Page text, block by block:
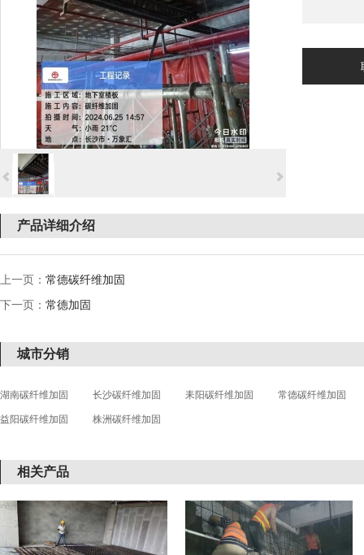
产品详细介绍
上一页： 常德碳纤维加固
下一页： 常德加固
城市分销
湖南碳纤维加固 长沙碳纤维加固 耒阳碳纤维加固 常德碳纤维加固
益阳碳纤维加固 株洲碳纤维加固
相关产品